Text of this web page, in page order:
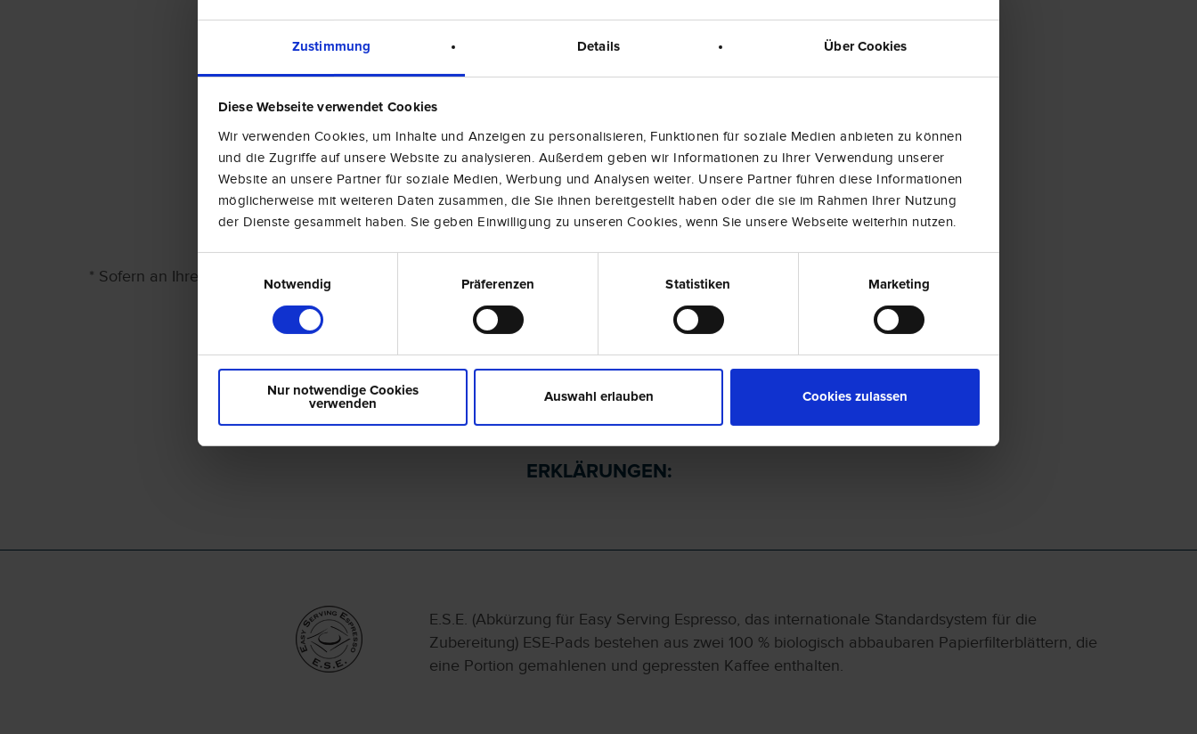
Zustimmung Details Über Cookies
Diese Webseite verwendet Cookies
Wir verwenden Cookies, um Inhalte und Anzeigen zu personalisieren, Funktionen für soziale Medien anbieten zu können
und die Zugriffe auf unsere Website zu analysieren. Außerdem geben wir Informationen zu Ihrer Verwendung unserer
Website an unsere Partner für soziale Medien, Werbung und Analysen weiter. Unsere Partner führen diese Informationen
möglicherweise mit weiteren Daten zusammen, die Sie ihnen bereitgestellt haben oder die sie im Rahmen Ihrer Nutzung
der Dienste gesammelt haben. Sie geben Einwilligung zu unseren Cookies, wenn Sie unsere Webseite weiterhin nutzen.
Notwendig Präferenzen Statistiken Marketing
Nur notwendige Cookies
verwenden
Auswahl erlauben Cookies zulassen
* Sofern an Ihrem Wohnort keine andere Richtlinie gilt.
ERKLÄRUNGEN:
E.S.E. (Abkürzung für Easy Serving Espresso, das internationale Standardsystem für die
Zubereitung) ESE-Pads bestehen aus zwei 100 % biologisch abbaubaren Papierfilterblättern, die
eine Portion gemahlenen und gepressten Kaffee enthalten.